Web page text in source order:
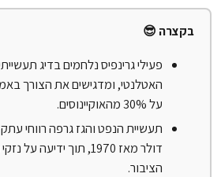
בקצרה 😎
פעילי גרינפיס נלחמים בדיג
האטלנטי, ומדגישים את הצורך
על 30% מהאוקיינוסים.
דולר מאז 1970, תוך ידיעה
הציבור.